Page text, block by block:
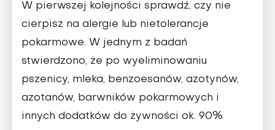
W pierwszej kolejności sprawdź, czy nie
cierpisz na alergie lub nietoleran­cje
pokarmowe. W jednym z badań
stwierdzono, że po wyeliminowaniu
pszenicy, mleka, benzoesanów, azoty­nów,
azotanów, barwników pokarmowych i
innych dodatków do żywności ok. 90%